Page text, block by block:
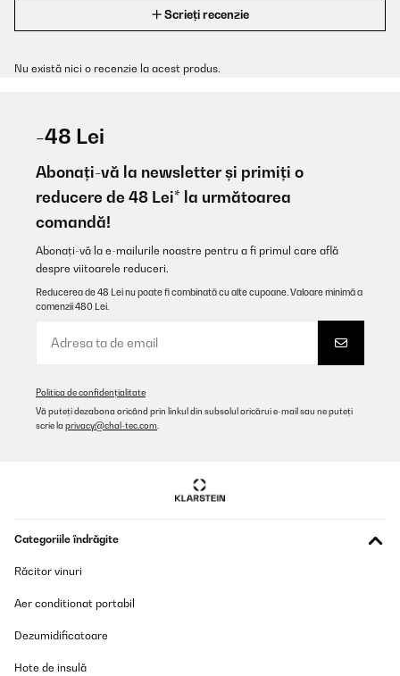
Scrieți recenzie
Nu există nici o recenzie la acest produs.
-48 Lei
Abonați-vă la newsletter și primiți o
reducere de 48 Lei* la următoarea
comandă!
Abonați-vă la e-mailurile noastre pentru a fi primul care află
despre viitoarele reduceri.
Reducerea de 48 Lei nu poate fi combinată cu alte cupoane. Valoare minimă a
comenzii 480 Lei.
Politica de confidențialitate
Vă puteți dezabona oricând prin linkul din subsolul oricărui e-mail sau ne puteți
scrie la privacy@chal-tec.com
Categoriile îndrăgite
Răcitor vinuri
Aer conditionat portabil
Dezumidificatoare
Hote de insulă